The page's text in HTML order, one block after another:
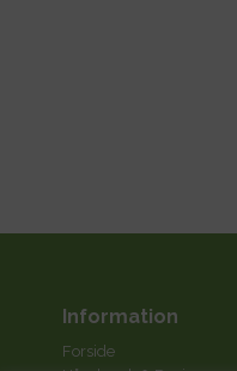
Information
Forside